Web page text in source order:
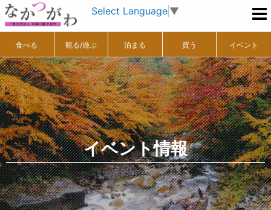
Select Language ▼
食べる 観る/遊ぶ 泊まる 買う イベント
イベント情報